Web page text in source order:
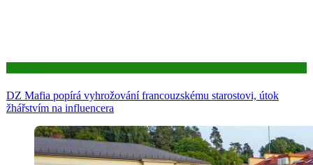
DZ Mafia popírá vyhrožování francouzskému starostovi, útok
žhářstvím na influencera